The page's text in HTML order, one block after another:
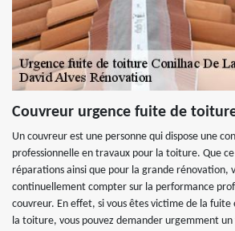
Couvreur urgence fuite de
Un couvreur est une personne qui dispose une
professionnelle en travaux pour la toiture. Que
réparations ainsi que pour la grande rénovation,
continuellement compter sur la performance
couvreur. En effet, si vous êtes victime de la fuite
la toiture, vous pouvez demander urgemment